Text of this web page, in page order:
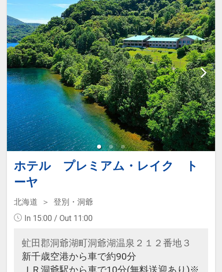
願いしております。
ギリガンズアイランド(フレンチ)、
杜氏賛歌(和食)、祥庵こげ津(寿司)、
ラヴート(中国料理)より選択。ご予
約完了の翌日以降にホテルに直接ご
予約下さい。なお、予約開始は利用
日の3ヶ月前の同月1日9：00からと
なります。（予約先電話番号：
0120-290-500）
ホテル プレミアム・レイク ト
ーヤ
北海道
登別・洞爺
In 15:00 / Out 11:00
虻田郡洞爺湖町洞爺湖温泉２１２番地３
新千歳空港から車で約90分